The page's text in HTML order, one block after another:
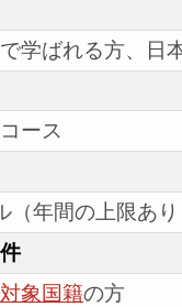
学ばれる方、日
ース
年間の上限あり
対象国籍の方